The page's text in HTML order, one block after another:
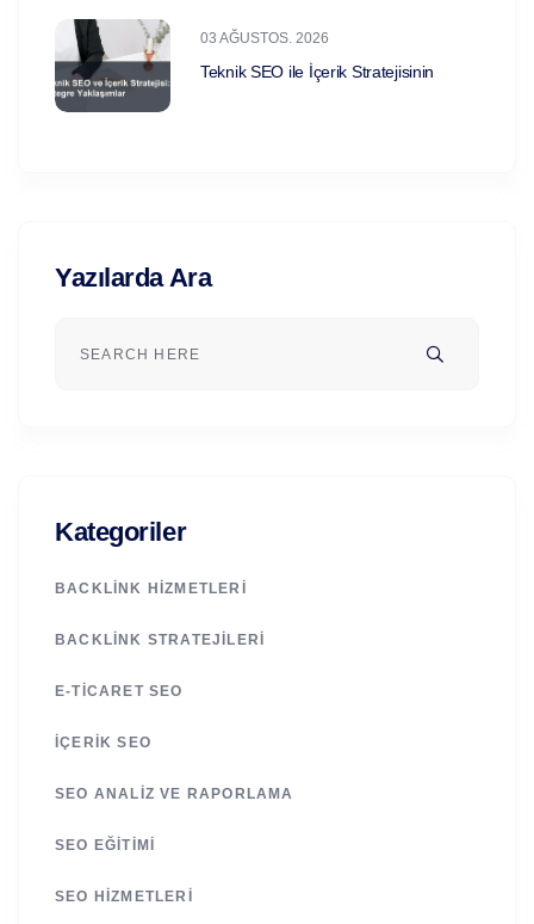
03 AĞUSTOS. 2026
Teknik SEO ile İçerik Stratejisinin
Yazılarda Ara
Kategoriler
BACKLINK HIZMETLERI
BACKLINK STRATEJILERI
E-TICARET SEO
İÇERIK SEO
SEO ANALIZ VE RAPORLAMA
SEO EĞITIMI
SEO HIZMETLERI